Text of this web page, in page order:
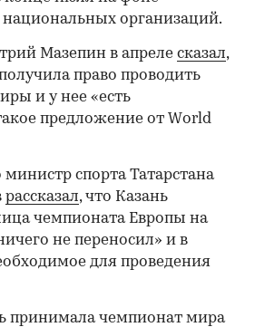
организаций.
Мазепин в апреле сказал,
право проводить
и у нее «есть
предложение от World
министр спорта Татарстана
рассказал, что Казань
чемпионата Европы на
не переносил» и в
для проведения
принимала чемпионат мира